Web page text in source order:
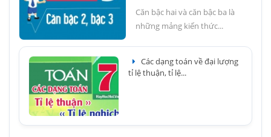
Căn bậc hai và căn bậc ba là
những mảng kiến thức...
Các dạng toán về đại lượng
tỉ lệ thuận, tỉ lệ...